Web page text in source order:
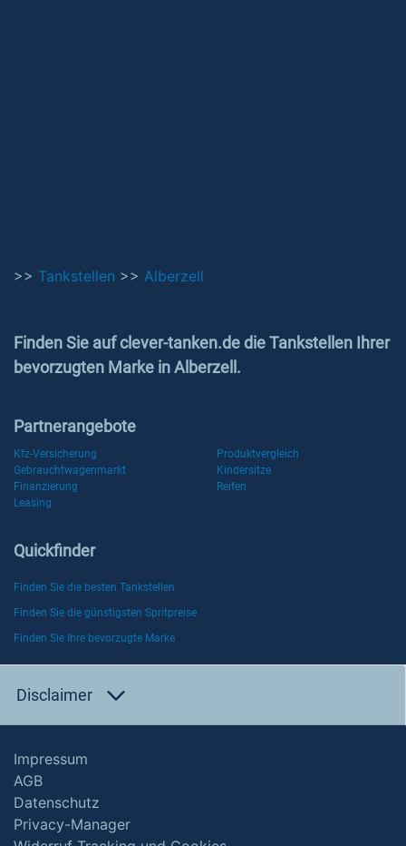
>> Tankstellen >> Alberzell
Finden Sie auf clever-tanken.de die Tankstellen Ihrer
bevorzugten Marke in Alberzell.
Partnerangebote
Kfz-Versicherung
Produktvergleich
Gebrauchtwagenmarkt
Kindersitze
Finanzierung
Reifen
Leasing
Quickfinder
Finden Sie die besten Tankstellen
Finden Sie die günstigsten Spritpreise
Finden Sie Ihre bevorzugte Marke
Disclaimer
Impressum
AGB
Datenschutz
Privacy-Manager